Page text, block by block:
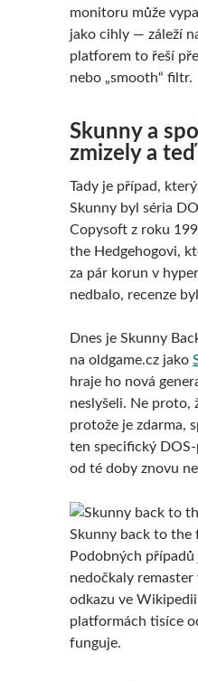
monitoru může
jako cihly — záleží
platforem to řeší
nebo „smooth“ filtr.
Skunny a
zmizely a
Tady je případ,
Skunny byl séria
Copysoft z roku
the Hedgehogovi,
za pár korun v
nedbalo, recenze
Dnes je Skunny
na oldgame.cz jako
hraje ho nová
neslyšeli. Ne proto,
protože je zdarma,
ten specifický
od té doby znovu
Skunny back to the
Podobných
nedočkaly remaster
odkazu ve
platformách tisíce
funguje.